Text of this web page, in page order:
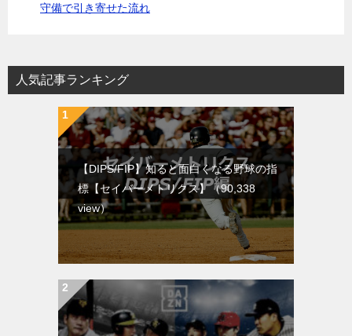
守備で引き寄せた流れ
人気記事ランキング
【DIPS/FIP】知ると面白くなる野球の指
標【セイバーメトリクス】（90,338
view）